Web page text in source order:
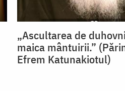
„Ascultarea de
maica mântuirii.”
Efrem Katunakiotul)